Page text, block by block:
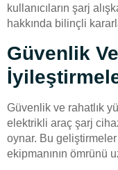
kullanıcıların şarj
hakkında bilinçli
Güvenlik
Güvenlik ve rahatlık
elektrikli araç şarj
oynar. Bu
ekipmanının ömrünü